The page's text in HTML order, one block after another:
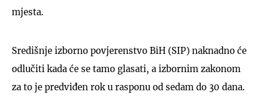
mjesta.
Središnje izborno povjerenstvo BiH (SIP) naknadno će
odlučiti kada će se tamo glasati, a izbornim zakonom
za to je predviđen rok u rasponu od sedam do 30 dana.